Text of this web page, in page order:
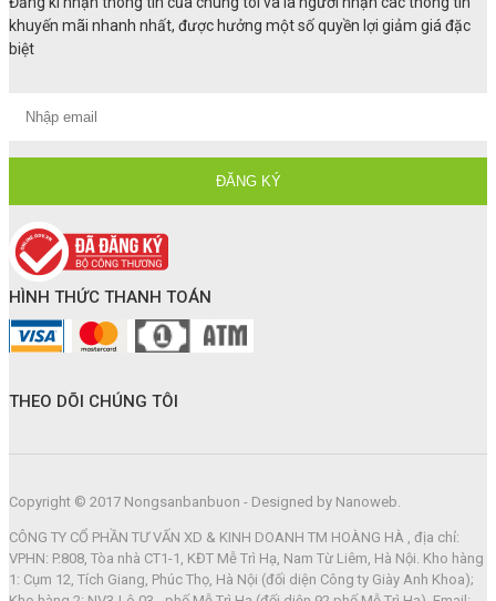
khuyến mãi nhanh nhất, được hưởng một số quyền lợi giảm giá đặc
biệt
HÌNH THỨC THANH TOÁN
THEO DÕI CHÚNG TÔI
Copyright © 2017 Nongsanbanbuon - Designed by Nanoweb.
CÔNG TY CỔ PHẦN TƯ VẤN XD & KINH DOANH TM HOÀNG HÀ , địa chỉ:
VPHN: P.808, Tòa nhà CT1-1, KĐT Mễ Trì Hạ, Nam Từ Liêm, Hà Nội. Kho hàng
1: Cụm 12, Tích Giang, Phúc Thọ, Hà Nội (đối diện Công ty Giày Anh Khoa);